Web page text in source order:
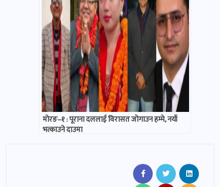
मोरङ–१ : पूराना दललाई विरासत जोगाउन हम्मे, नयाँ
भत्काउने दाउमा